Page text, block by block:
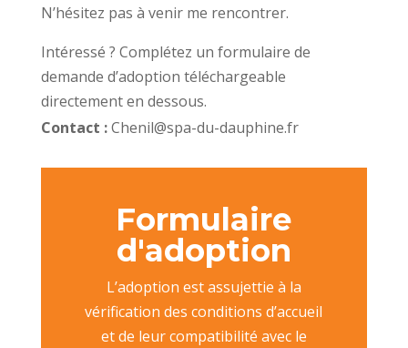
N’hésitez pas à venir me rencontrer.
Intéressé ? Complétez un formulaire de
demande d’adoption téléchargeable
directement en dessous.
Contact :Chenil@spa-du-dauphine.fr
Formulaire
d'adoption
L’adoption est assujettie à la
vérification des conditions d’accueil
et de leur compatibilité avec le